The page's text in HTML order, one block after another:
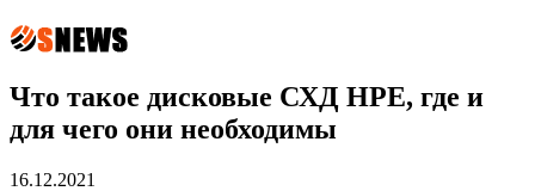
Что такое дисковые СХД НРЕ, где и
для чего они необходимы
16.12.2021